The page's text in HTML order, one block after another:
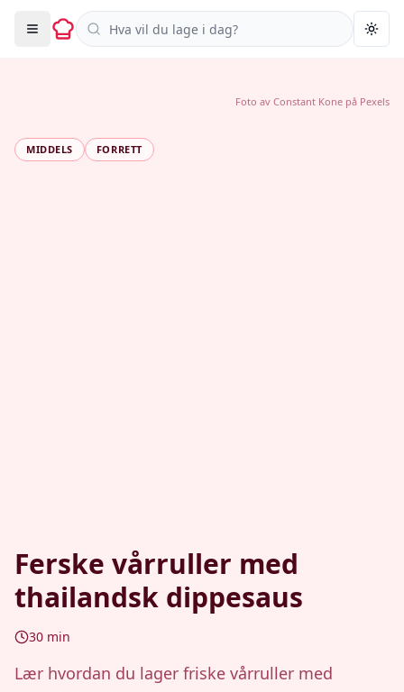
Søk i oppskrifter
MIDDELS FORRETT
Ferske vårruller med
thailandsk dippesaus
30 min
Lær hvordan du lager friske vårruller med
Foto av Constant Kone på Pexels